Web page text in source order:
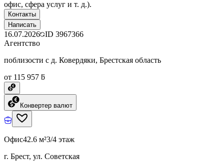
офис, сфера услуг и т. д.).
Контакты
Написать
16.07.2026 ID 3967366
Агентство
поблизости с д. Ковердяки, Брестская область
от 115 957 ƃ
Конвертер валют
Офис42.6 м²3/4 этаж
г. Брест, ул. Советская